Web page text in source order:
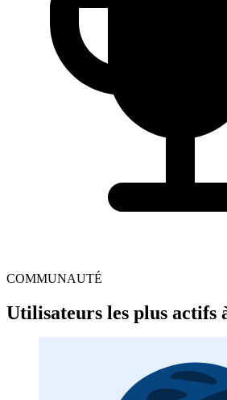
COMMUNAUTÉ
Utilisateurs les plus actifs